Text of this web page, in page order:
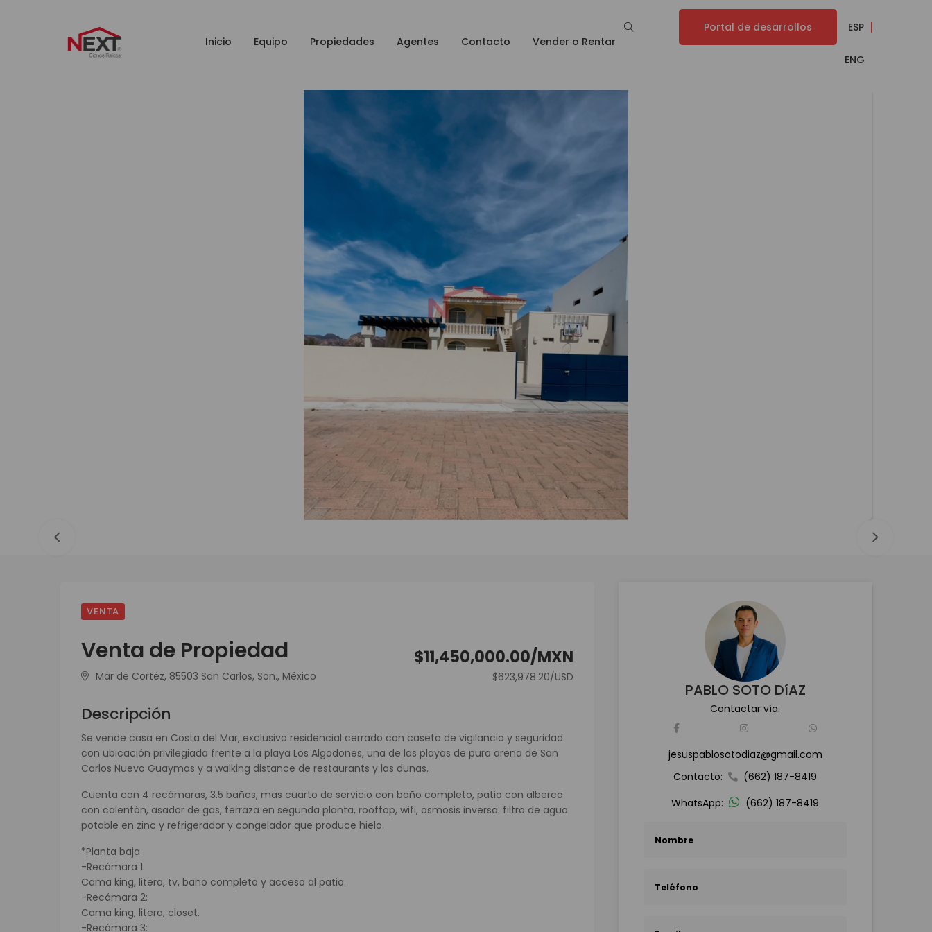
Inicio Equipo Propiedades Agentes Contacto Vender o Rentar
Portal de desarrollos ESP
ENG
VENTA
Venta de Propiedad
Mar de Cortéz, 85503 San Carlos, Son., México
$11,450,000.00/MXN
$623,978.20/USD
Descripción
Se vende casa en Costa del Mar, exclusivo residencial cerrado con caseta de vigilancia y seguridad
con ubicación privilegiada frente a la playa Los Algodones, una de las playas de pura arena de San
Carlos Nuevo Guaymas y a walking distance de restaurants y las dunas.
Cuenta con 4 recámaras, 3.5 baños, mas cuarto de servicio con baño completo, patio con alberca
con calentón, asador de gas, terraza en segunda planta, rooftop, wifi, osmosis inversa: filtro de agua
potable en zinc y refrigerador y congelador que produce hielo.
*Planta baja
-Recámara 1:
Cama king, litera, tv, baño completo y acceso al patio.
-Recámara 2:
Cama king, litera, closet.
-Recámara 3:
PABLO SOTO DíAZ
Contactar vía:
jesuspablosotodiaz@gmail.com
Contacto:
(662) 187-8419
WhatsApp:
(662) 187-8419